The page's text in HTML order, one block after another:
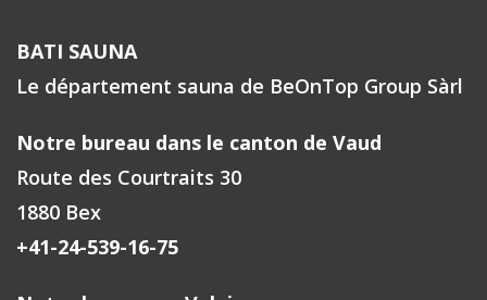
BATI SAUNA
Le département sauna de BeOnTop Group Sàrl
Notre bureau dans le canton de Vaud
Route des Courtraits 30
1880 Bex
+41-24-539-16-75